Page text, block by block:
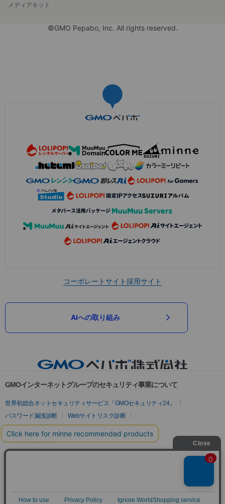
メディアキット
©GMO Pepabo, Inc. All rights reserved.
コーポレートサイト採用サイト
AIへの取り組み
GMOインターネットグループのセキュリティ事業について
世界初総合ネットセキュリティサービス「GMOセキュリティ24」
パスワード漏洩診断
Webサイトリスク診断
セキュリティ相談AIチャットボット
実在証明・盗聴対策
サイバー攻撃対策（GMOサイバーセキュリティ byイエラエ）